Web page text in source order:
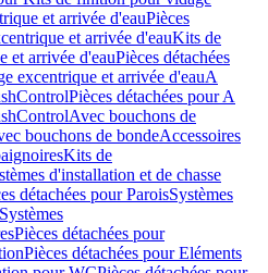
et arrivée d'eauPièces
et arrivée d'eauKits de
et arrivée d'eauPièces détachées
excentrique et arrivée d'eauA
Pièces détachées pour A
Avec bouchons de
bouchons de bondeAccessoires
Kits de
d'installation et de chasse
détachées pour ParoisSystèmes
Pièces détachées pour
Pièces détachées pour Eléments